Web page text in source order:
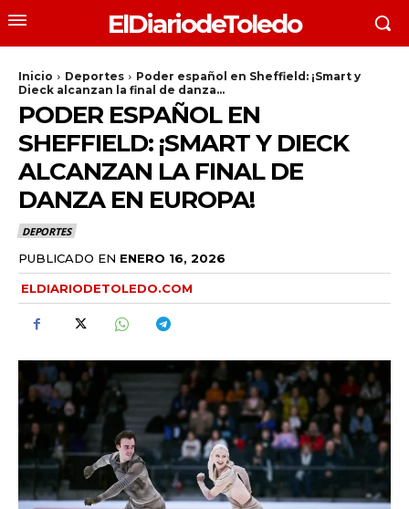
ElDiariodeToledo
Inicio Deportes
Poder español en Sheffield: ¡Smart y
Dieck alcanzan la final de danza...
PODER ESPAÑOL EN
SHEFFIELD: ¡SMART Y DIECK
ALCANZAN LA FINAL DE
DANZA EN EUROPA!
DEPORTES
PUBLICADO EN ENERO 16, 2026
ELDIARIODETOLEDO.COM